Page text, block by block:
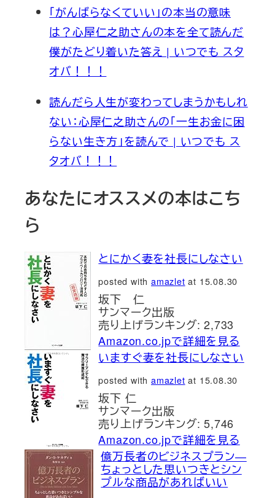
「がんばらなくていい」の本当の意味
は？心屋仁之助さんの本を全て読んだ
僕がたどり着いた答え | いつでも スタ
オバ！！！
読んだら人生が変わってしまうかもしれ
ない：心屋仁之助さんの「一生お金に困
らない生き方」を読んで | いつでも ス
タオバ！！！
あなたにオススメの本はこち
ら
とにかく妻を社長にしなさい
posted with amazlet at 15.08.30
坂下 仁
サンマーク出版
売り上げランキング: 2,733
Amazon.co.jpで詳細を見る
いますぐ妻を社長にしなさい
posted with amazlet at 15.08.30
坂下 仁
サンマーク出版
売り上げランキング: 5,746
Amazon.co.jpで詳細を見る
億万長者のビジネスプラン―
ちょっとした思いつきとシン
プルな商品があればいい